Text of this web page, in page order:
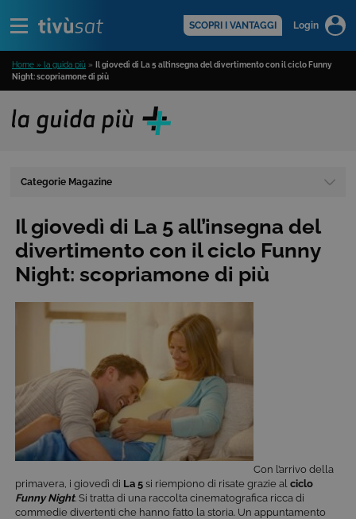
SCOPRI I VANTAGGI Login
Home » la guida più »
Il giovedì di La 5 all’insegna del divertimento con il ciclo Funny
Night: scopriamone di più
Categorie Magazine
Il giovedì di La 5 all’insegna del
divertimento con il ciclo Funny
Night: scopriamone di più
Con l’arrivo della
primavera, i giovedì di La 5 si riempiono di risate grazie al ciclo
Funny Night. Si tratta di una raccolta cinematografica ricca di
commedie divertenti che hanno fatto la storia. Un appuntamento